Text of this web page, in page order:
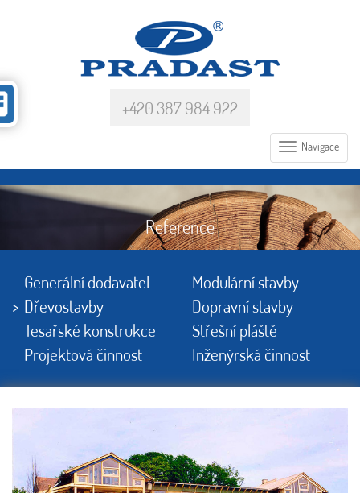
+420 387 984 922
Navigace
Reference
Generální dodavatel
Modulární stavby
Dřevostavby
Dopravní stavby
Tesařské konstrukce
Střešní pláště
Projektová činnost
Inženýrská činnost